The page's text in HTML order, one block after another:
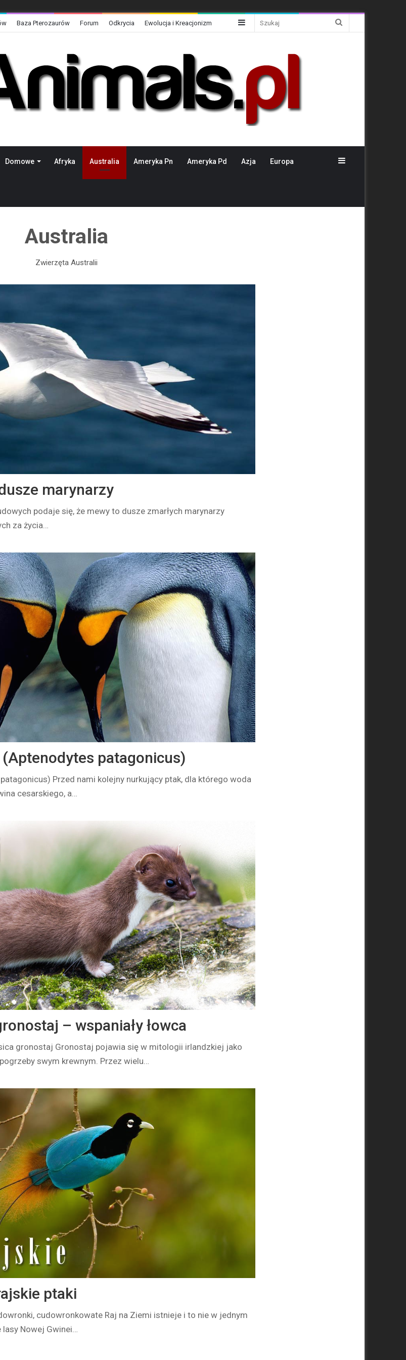
Baza Pterozaurów Forum Odkrycia Ewolucja i Kreacjonizm Sidebar
Domowe Afryka Australia Ameryka Pn Ameryka Pd Azja Europa Sidebar
Australia
Zwierzęta Australii
marynarzy
podaje się, że mewy to dusze zmarłych marynarzy
za życia…
patagonicus)
Przed nami kolejny nurkujący ptak, dla którego woda
cesarskiego, a…
– wspaniały łowca
gronostaj Gronostaj pojawia się w mitologii irlandzkiej jako
swym krewnym. Przez wielu…
ptaki
cudowronkowate Raj na Ziemi istnieje i to nie w jednym
Nowej Gwinei…